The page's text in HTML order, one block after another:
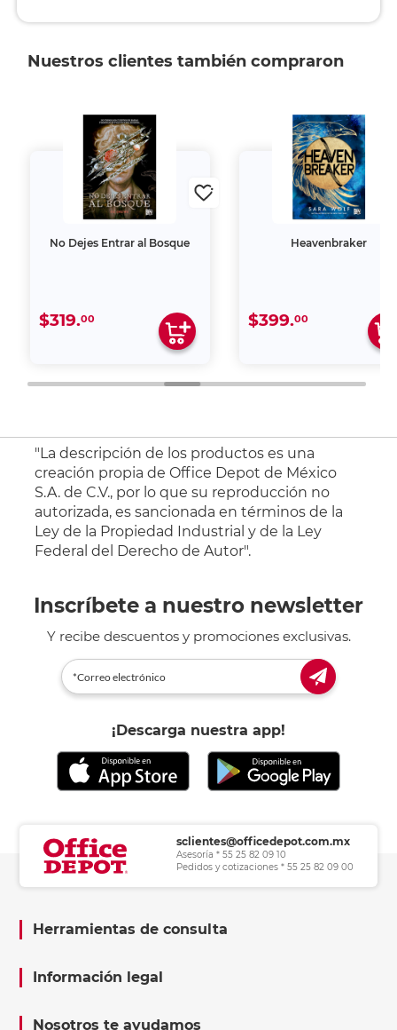
Nuestros clientes también compraron
No Dejes Entrar al Bosque
$319.00
Heavenbraker
$399.00
"La descripción de los productos es una
creación propia de Office Depot de México
S.A. de C.V., por lo que su reproducción no
autorizada, es sancionada en términos de la
Ley de la Propiedad Industrial y de la Ley
Federal del Derecho de Autor".
Inscríbete a nuestro newsletter
Y recibe descuentos y promociones exclusivas.
¡Descarga nuestra app!
sclientes@officedepot.com.mx
Asesoría * 55 25 82 09 10
Pedidos y cotizaciones * 55 25 82 09 00
Herramientas de consulta
Información legal
Nosotros te ayudamos